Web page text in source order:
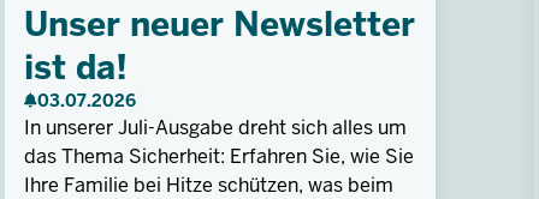
Unser neuer Newsletter
ist da!
03.07.2026
In unserer Juli-Ausgabe dreht sich alles um
das Thema Sicherheit: Erfahren Sie, wie Sie
Ihre Familie bei Hitze schützen, was beim